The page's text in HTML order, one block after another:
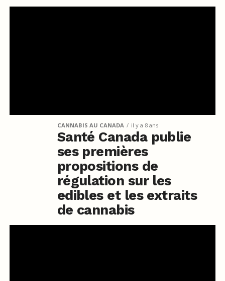
CANNABIS AU CANADA il y a 8 ans
Santé Canada publie
ses premières
propositions de
régulation sur les
edibles et les extraits
de cannabis